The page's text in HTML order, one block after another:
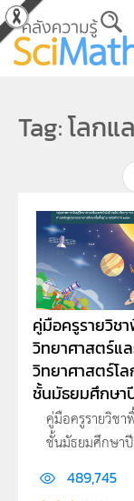
Skip to main
Tag: โลกแ
คู่มือครูรายวิช
วิทยาศาสตร์แล
วิทยาศาสตร์โ
ชั้นมัธยมศึกษา
คู่มือครูรายวิชา
ชั้นมัธยมศึกษา
489,745